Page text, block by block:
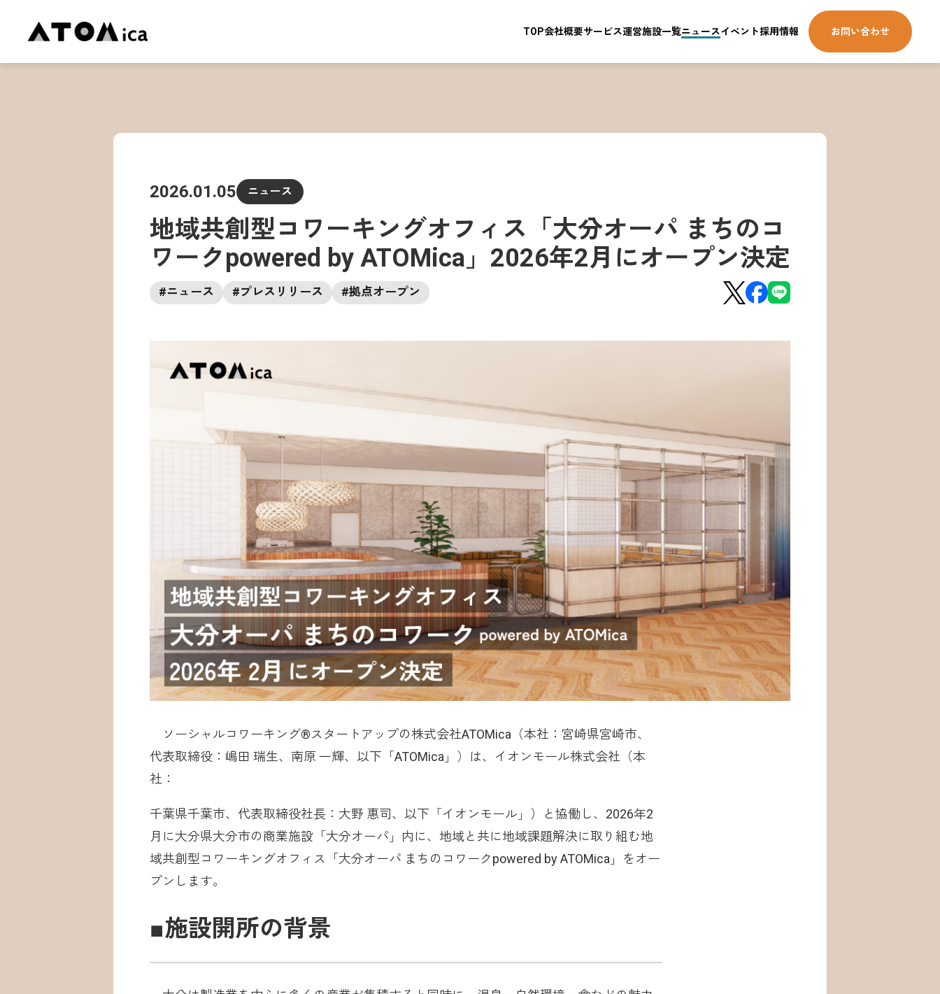
TOP会社概要サービス運営施設一覧ニュースイベント採用情報 お問い合わせ
2026.01.05 ニュース
地域共創型コワーキングオフィス「大分オーパ まちのコ
ワークpowered by ATOMica」2026年2月にオープン決定
#ニュース #プレスリリース #拠点オープン
ソーシャルコワーキング®︎スタートアップの株式会社ATOMica（本社：宮崎県宮崎市、
代表取締役：嶋田 瑞生、南原 一輝、以下「ATOMica」）は、イオンモール株式会社（本
社：
千葉県千葉市、代表取締役社長：大野 惠司、以下「イオンモール」）と協働し、2026年2
月に大分県大分市の商業施設「大分オーパ」内に、地域と共に地域課題解決に取り組む地
域共創型コワーキングオフィス「大分オーパ まちのコワークpowered by ATOMica」をオー
プンします。
■施設開所の背景